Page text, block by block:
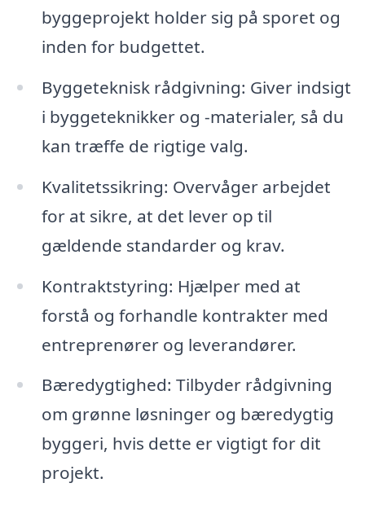
byggeprojekt holder sig på sporet og
inden for budgettet.
Byggeteknisk rådgivning: Giver indsigt
i byggeteknikker og -materialer, så du
kan træffe de rigtige valg.
Kvalitetssikring: Overvåger arbejdet
for at sikre, at det lever op til
gældende standarder og krav.
Kontraktstyring: Hjælper med at
forstå og forhandle kontrakter med
entreprenører og leverandører.
Bæredygtighed: Tilbyder rådgivning
om grønne løsninger og bæredygtig
byggeri, hvis dette er vigtigt for dit
projekt.